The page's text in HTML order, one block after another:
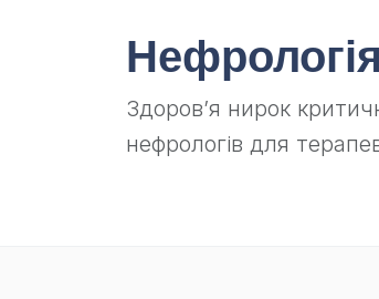
Нефрологія
Здоров’я нирок
нефрологів для